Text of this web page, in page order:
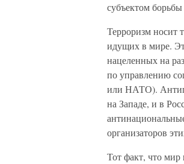
субъектом
Терроризм носит
идущих в мире.
нацеленных на
по управлению
или НАТО).
на Западе, и в
организаторов
Тот факт, что мир